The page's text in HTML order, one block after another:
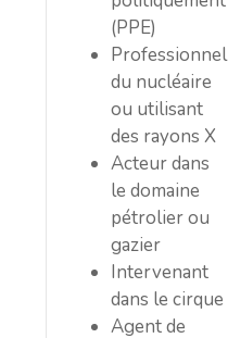
(PPE)
Professionnel
du nucléaire
ou utilisant
des rayons X
Acteur dans
le domaine
pétrolier ou
gazier
Intervenant
dans le cirque
Agent de